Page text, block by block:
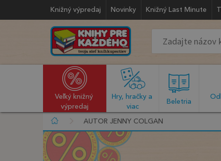
Knižný výpredaj Novinky Knižný Last Minute
Veľký knižný
výpredaj
Hry, hračky a
viac
Beletria
AUTOR JENNY COLGAN